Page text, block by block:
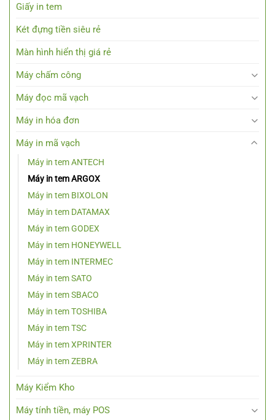
Giấy in tem
Két đựng tiền siêu rẻ
Màn hình hiển thị giá rẻ
Máy chấm công
Máy đọc mã vạch
Máy in hóa đơn
Máy in mã vạch
Máy in tem ANTECH
Máy in tem ARGOX
Máy in tem BIXOLON
Máy in tem DATAMAX
Máy in tem GODEX
Máy in tem HONEYWELL
Máy in tem INTERMEC
Máy in tem SATO
Máy in tem SBACO
Máy in tem TOSHIBA
Máy in tem TSC
Máy in tem XPRINTER
Máy in tem ZEBRA
Máy Kiểm Kho
Máy tính tiền, máy POS